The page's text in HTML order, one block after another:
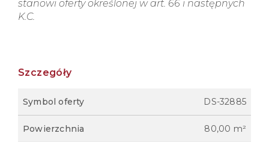
stanowi oferty określonej w art. 66 i następnych
K.C.
Szczegóły
Symbol oferty DS-32885
Powierzchnia 80,00 m²